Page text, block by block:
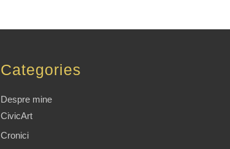
Categories
Despre mine
CivicArt
Cronici